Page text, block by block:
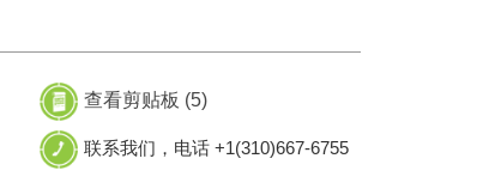
查看剪贴板 (5)
联系我们，电话 +1(310)667-6755